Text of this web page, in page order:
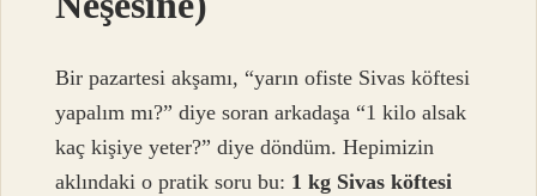
Bir pazartesi akşamı, “yarın ofiste Sivas köftesi
yapalım mı?” diye soran arkadaşa “1 kilo alsak
kaç kişiye yeter?” diye döndüm. Hepimizin
aklındaki o pratik soru bu: 1 kg Sivas köftesi